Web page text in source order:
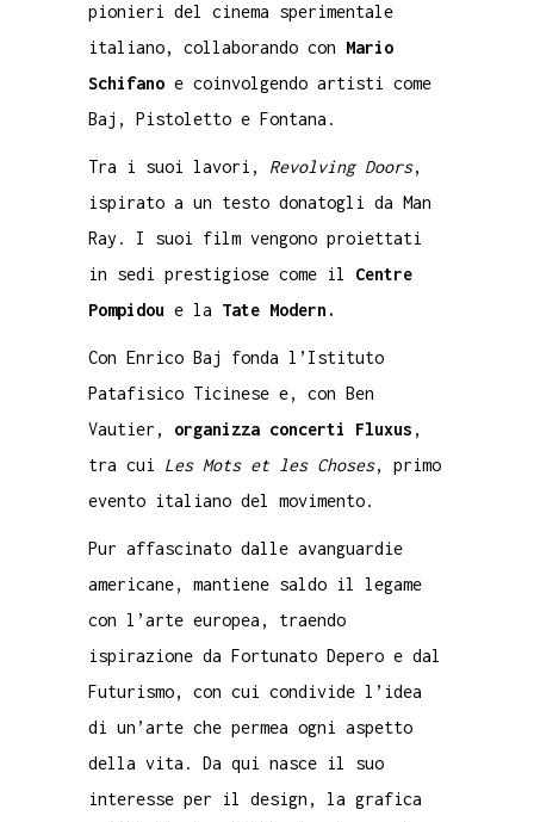
pionieri del cinema sperimentale
italiano, collaborando con Mario
Schifano e coinvolgendo artisti come
Baj, Pistoletto e Fontana.
Tra i suoi lavori, Revolving Doors,
ispirato a un testo donatogli da Man
Ray. I suoi film vengono proiettati
in sedi prestigiose come il Centre
Pompidou e la Tate Modern.
Con Enrico Baj fonda l’Istituto
Patafisico Ticinese e, con Ben
Vautier, organizza concerti Fluxus ,
tra cui Les Mots et les Choses, primo
evento italiano del movimento.
Pur affascinato dalle avanguardie
americane, mantiene saldo il legame
con l’arte europea, traendo
ispirazione da Fortunato Depero e dal
Futurismo, con cui condivide l’idea
di un’arte che permea ogni aspetto
della vita. Da qui nasce il suo
interesse per il design, la grafica